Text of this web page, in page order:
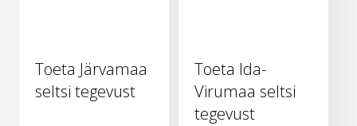
Toeta Järvamaa
seltsi tegevust
Toeta Ida-
Virumaa seltsi
tegevust